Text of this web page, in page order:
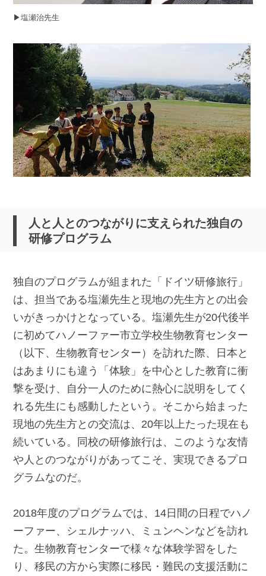
▶︎塩瀬治先生
人と人とのつながりに支えられた独自の
研修プログラム
独自のプログラムが組まれた「ドイツ研修旅行」
は、担当である塩瀬先生と現地の先生方との出会
いがきっかけとなっている。塩瀬先生が20代後半
に初めてハノーファー市立学校生物教育センター
（以下、生物教育センター）を訪れた際、日本と
はあまりにも違う「体験」を中心とした教育に衝
撃を受け、自分一人のために熱心に説明をしてく
れる先生にも感動したという。そこから始まった
現地の先生方との交流は、20年以上たった現在も
続いている。同校の研修旅行は、このような友情
や人とのつながりがあってこそ、実現できるプロ
グラムなのだ。
2018年度のプログラムでは、14日間の日程でハノ
ーファー、シェルナッハ、ミュンヘンなどを訪れ
た。生物教育センターで様々な体験学習をした
り、移民の方から実際に移民・難民の支援活動に